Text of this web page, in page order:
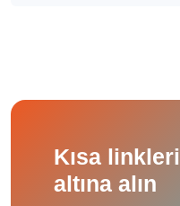
Kısa
altına alın